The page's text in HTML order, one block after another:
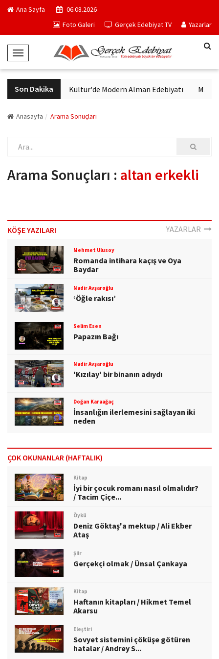
Ana Sayfa
06.08.2026
Foto Galeri
Gerçek Edebiyat TV Yazarlar
T
o
g
g
e
v
g
o
Son Dakika
VakıfBank Kültür'de Modern Alman Edebiyatı
Anasayfa Arama Sonuçları
Arama Sonuçları : altan erkekli
KÖŞE YAZILARI YAZARLAR
Mehmet Ulusoy
Romanda intihara kaçış ve Oya
Baydar
Nadir Avşaroğlu
‘Öğle rakısı’
Selim Esen
Papazın Bağı
Nadir Avşaroğlu
'Kızılay' bir binanın adıydı
Doğan Karaağaç
İnsanlığın ilerlemesini sağlayan iki
neden
ÇOK OKUNANLAR (HAFTALIK)
Kitap
İyi bir çocuk romanı nasıl olmalıdır?
/ Tacim Çiçe...
Öykü
Deniz Göktaş'a mektup / Ali Ekber
Ataş
Şiir
Gerçekçi olmak / Ünsal Çankaya
Kitap
Haftanın kitapları / Hikmet Temel
Akarsu
Eleştiri
Sovyet sistemini çöküşe götüren
hatalar / Andrey S...